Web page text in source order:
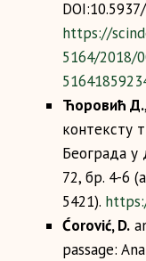
https://
5164/2018/
Ћоровић Д.
контексту
Београда у
72, бр. 4-6
5421).
Ćorović, D.
passage: